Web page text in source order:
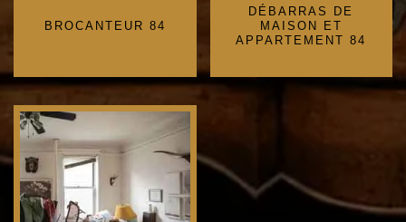
BROCANTEUR 84
DÉBARRAS DE
MAISON ET
APPARTEMENT 84